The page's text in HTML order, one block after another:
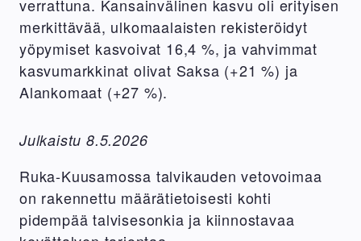
verrattuna. Kansainvälinen kasvu oli erityisen
merkittävää, ulkomaalaisten rekisteröidyt
yöpymiset kasvoivat 16,4 %, ja vahvimmat
kasvumarkkinat olivat Saksa (+21 %) ja
Alankomaat (+27 %).
Julkaistu 8.5.2026
Ruka-Kuusamossa talvikauden vetovoimaa
on rakennettu määrätietoisesti kohti
pidempää talvisesonkia ja kiinnostavaa